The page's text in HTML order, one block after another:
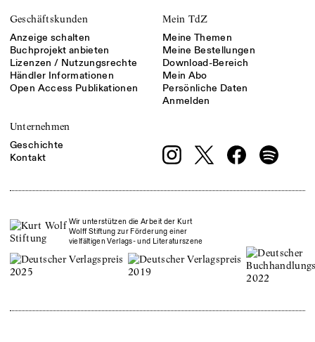
Geschäftskunden
Anzeige schalten
Buchprojekt anbieten
Lizenzen / Nutzungsrechte
Händler Informationen
Open Access Publikationen
Mein TdZ
Meine Themen
Meine Bestellungen
Download-Bereich
Mein Abo
Persönliche Daten
Anmelden
Unternehmen
Geschichte
Kontakt
Wir unterstützen die Arbeit der Kurt
Wolff Stiftung zur Förderung einer
vielfältigen Verlags- und Literaturszene